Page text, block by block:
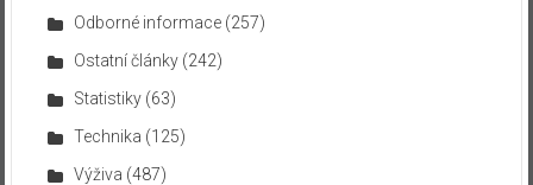
Odborné informace(257)
Ostatní články(242)
Statistiky(63)
Technika (125)
Výživa (487)